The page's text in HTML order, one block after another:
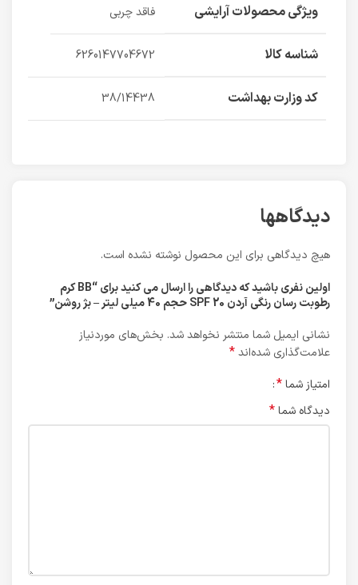
ویژگی محصولات آرایشی فاقد چربی
شناسه کالا 6260147704672
کد وزارت بهداشت 38/14438
دیدگاهها
هیچ دیدگاهی برای این محصول نوشته نشده است.
اولین نفری باشید که دیدگاهی را ارسال می کنید برای “BB کرم
رطوبت رسان رنگی آردن SPF 20 حجم 40 میلی لیتر – بژ روشن”
نشانی ایمیل شما منتشر نخواهد شد. بخش‌های موردنیاز
علامت‌گذاری شده‌اند*
امتیاز شما*
دیدگاه شما*